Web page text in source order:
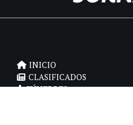
INICIO
CLASIFICADOS
FÚNEBRES